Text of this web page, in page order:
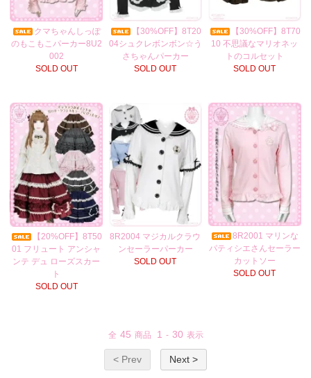
クマちゃんしっぽ
のもこもこパーカー8U2
002
SOLD OUT
【30%OFF】8T20
04シュクレボンボン☆う
さちゃんパーカー
SOLD OUT
【30%OFF】8T70
10 不思議なマリオネッ
トのコルセット
SOLD OUT
【20%OFF】8T50
01 フリュート アンシャ
ンテ デュ ローズスカー
ト
SOLD OUT
8R2004 マジカルクラウ
ンセーラーパーカー
SOLD OUT
8R2001 マリンな
パティシエさんセーラー
カットソー
SOLD OUT
全 45 商品 1 - 30 表示
< Prev Next >